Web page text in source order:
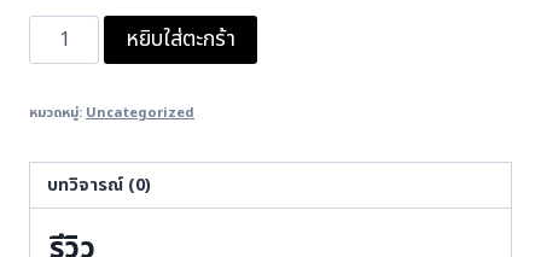
จำนวน
สาย
FiberPro
ชิ้น
หยิบใส่ตะกร้า
หมวดหมู่: Uncategorized
บทวิจารณ์ (0)